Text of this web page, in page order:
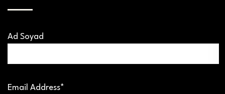
Ad Soyad
Email Address*